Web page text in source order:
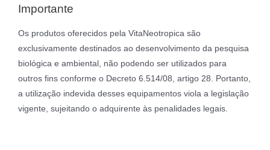
Importante
Os produtos oferecidos pela VitaNeotropica são
exclusivamente destinados ao desenvolvimento da pesquisa
biológica e ambiental, não podendo ser utilizados para
outros fins conforme o Decreto 6.514/08, artigo 28. Portanto,
a utilização indevida desses equipamentos viola a legislação
vigente, sujeitando o adquirente às penalidades legais.